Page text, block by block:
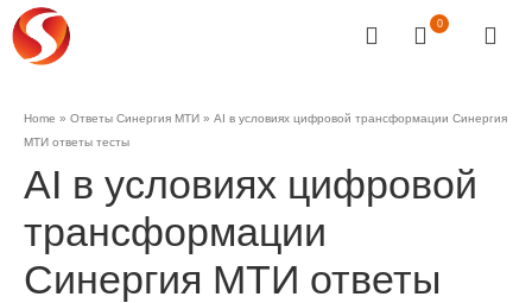
0
Home » Ответы Синергия МТИ » AI в условиях цифровой трансформации Синергия
МТИ ответы тесты
AI в условиях цифровой
трансформации
Синергия МТИ ответы